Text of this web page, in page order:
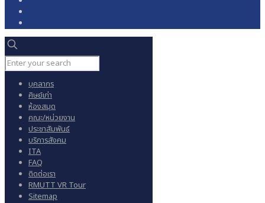
บุคลากร
ศิษย์เก่า
ห้องสมุด
คณะ/หน่วยงาน
ประชาสัมพันธ์
บริการสังคม
ITA
FAQ
ติดต่อเรา
RMUTT VR Tour
Sitemap